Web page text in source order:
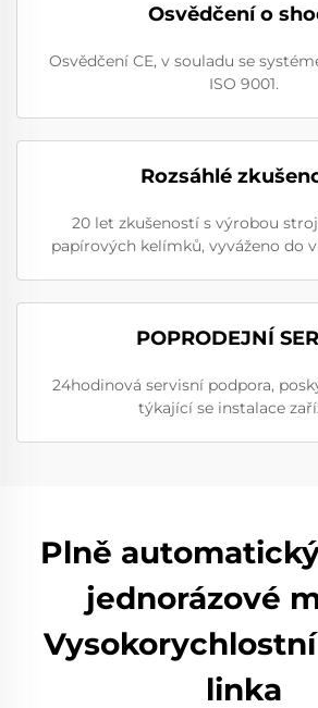
Osvědčení o
Osvědčení CE, v souladu se
ISO 9001.
Rozsáhlé
20 let zkušeností s výrobou
papírových kelímků, vyváženo do
POPRODEJNÍ
24hodinová servisní podpora,
týkající se instalace
Plně
jednorázové
linka